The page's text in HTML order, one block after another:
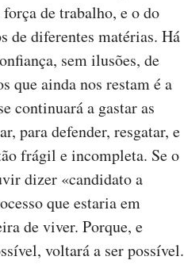
de trabalho, e o do
de diferentes matérias. Há
sem ilusões, de
que ainda nos restam é a
continuará a gastar as
para defender, resgatar, e
frágil e incompleta. Se o
dizer «candidato a
que estaria em
de viver. Porque, e
voltará a ser possível.